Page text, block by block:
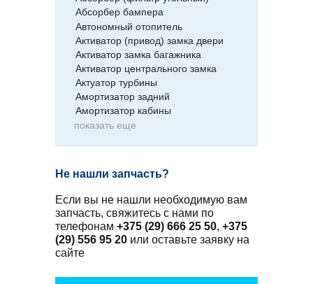
Абсорбер бампера
Автономный отопитель
Активатор (привод) замка двери
Активатор замка багажника
Активатор центрального замка
Актуатор турбины
Амортизатор задний
Амортизатор кабины
показать еще
Не нашли запчасть?
Если вы не нашли необходимую вам
запчасть, свяжитесь с нами по
телефонам +375 (29) 666 25 50, +375
(29) 556 95 20 или оставьте заявку на
сайте